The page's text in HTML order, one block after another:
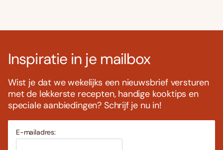
Inspiratie in je mailbox
Wist je dat we wekelijks een nieuwsbrief versturen
met de lekkerste recepten, handige kooktips en
speciale aanbiedingen? Schrijf je nu in!
E-mailadres: